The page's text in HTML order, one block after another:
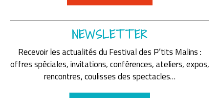
NEWSLETTER
Recevoir les actualités du Festival des P’tits Malins :
offres spéciales, invitations, conférences, ateliers, expos,
rencontres, coulisses des spectacles…